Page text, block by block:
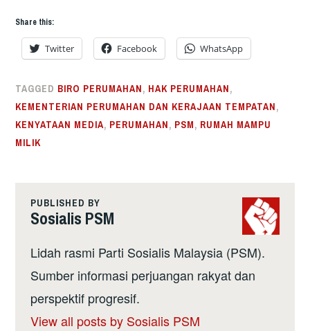
Share this:
Twitter Facebook WhatsApp
TAGGED BIRO PERUMAHAN, HAK PERUMAHAN,
KEMENTERIAN PERUMAHAN DAN KERAJAAN TEMPATAN,
KENYATAAN MEDIA, PERUMAHAN, PSM, RUMAH MAMPU
MILIK
PUBLISHED BY
Sosialis PSM
Lidah rasmi Parti Sosialis Malaysia (PSM).
Sumber informasi perjuangan rakyat dan
perspektif progresif.
View all posts by Sosialis PSM